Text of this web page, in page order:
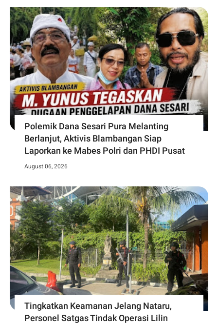
Polemik Dana Sesari Pura Melanting
Berlanjut, Aktivis Blambangan Siap
Laporkan ke Mabes Polri dan PHDI Pusat
August 06, 2026
Tingkatkan Keamanan Jelang Nataru,
Personel Satgas Tindak Operasi Lilin